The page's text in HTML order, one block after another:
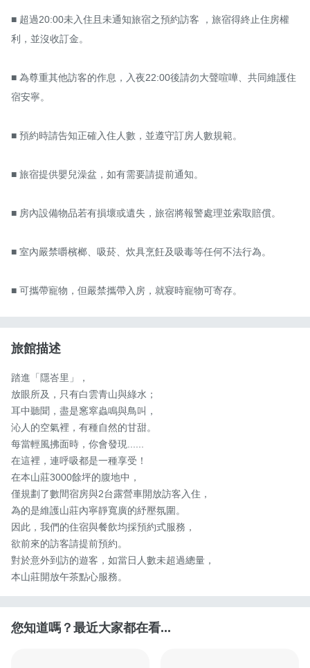
■ 超過20:00未入住且未通知旅宿之預約訪客 ，旅宿得終止住房權
利，並沒收訂金。
■ 為尊重其他訪客的作息，入夜22:00後請勿大聲喧嘩、共同維護住
宿安寧。
■ 預約時請告知正確入住人數，並遵守訂房人數規範。
■ 旅宿提供嬰兒澡盆，如有需要請提前通知。
■ 房內設備物品若有損壞或遺失，旅宿將報警處理並索取賠償。
■ 室內嚴禁嚼檳榔、吸菸、炊具烹飪及吸毒等任何不法行為。
■ 可攜帶寵物，但嚴禁攜帶入房，就寢時寵物可寄存。
旅館描述
踏進「隱峇里」，
放眼所及，只有白雲青山與綠水；
耳中聽聞，盡是窸窣蟲鳴與鳥叫，
沁人的空氣裡，有種自然的甘甜。
每當輕風拂面時，你會發現......
在這裡，連呼吸都是一種享受！
在本山莊3000餘坪的腹地中，
僅規劃了數間宿房與2台露營車開放訪客入住，
為的是維護山莊內寧靜寬廣的紓壓氛圍。
因此，我們的住宿與餐飲均採預約式服務，
欲前來的訪客請提前預約。
對於意外到訪的遊客，如當日人數未超過總量，
本山莊開放午茶點心服務。
您知道嗎？最近大家都在看...